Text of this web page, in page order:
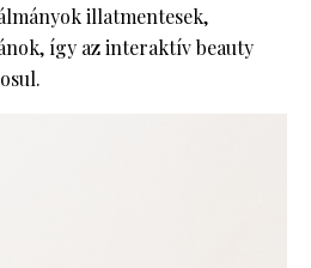
illatmentesek,
így az interaktív beauty